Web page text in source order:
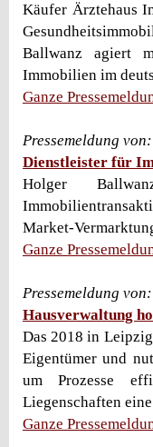
Käufer Ärztehaus
Ballwanz agiert
Immobilien im
Ganze
Pressemeldung
Dienstleister für
Holger
Market-
Ganze
Pressemeldung
Hausverwaltung
Das 2018 in
Eigentümer und
um Prozesse
Liegenschaften
Ganze